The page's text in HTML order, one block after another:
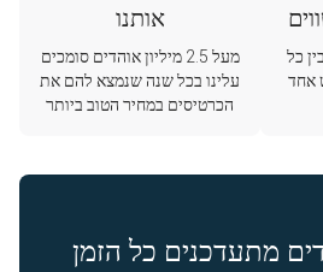
כל
אחד
אותנו
מעל 2.5 מיליון אוהדים סומכים
עלינו בכל שנה שנמצא להם את
הכרטיסים במחיר הטוב ביותר
מתעדכנים כל הזמן